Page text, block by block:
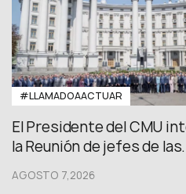
#LLAMADOAACTUAR
El Presidente del CMU
la Reunión de jefes de
AGOSTO 7,2026